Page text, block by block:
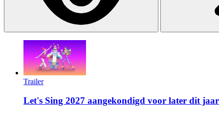
Trailer
Let's Sing 2027 aangekondigd voor later dit jaar